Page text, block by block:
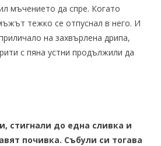
мъчението да спре. Когато
тежко се отпуснал в него. И
на захвърлена дрипа,
с пяна устни продължили да
стигнали до една сливка и
почивка. Събули си тогава